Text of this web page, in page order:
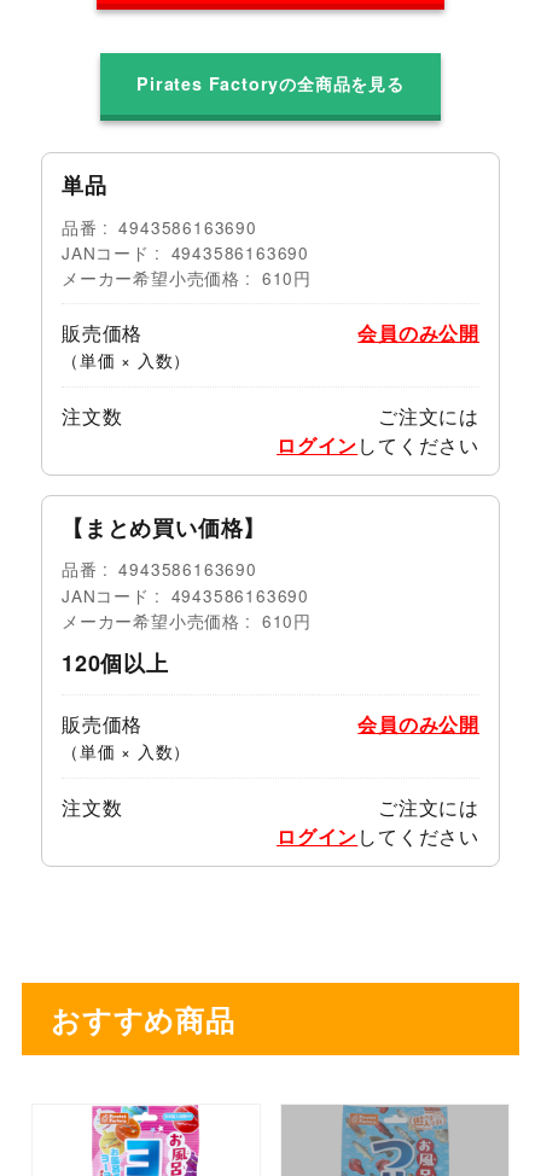
Pirates Factoryの全商品を見る
単品
品番
4943586163690
JANコード
4943586163690
メーカー希望小売価格
610円
販売価格
（単価 × 入数）
会員のみ公開
注文数
ご注文には
ログインしてください
【まとめ買い価格】
品番
4943586163690
JANコード
4943586163690
メーカー希望小売価格
610円
120個以上
販売価格
（単価 × 入数）
会員のみ公開
注文数
ご注文には
ログインしてください
おすすめ商品